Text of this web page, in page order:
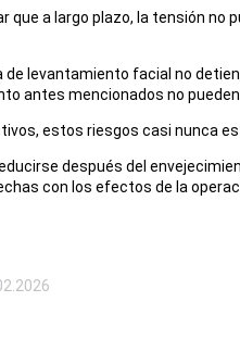
que a largo plazo, la tensión
de levantamiento facial no
antes mencionados no
estos riesgos casi nunca
después del
con los efectos de la